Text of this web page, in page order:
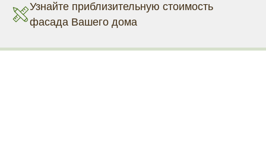
Узнайте приблизительную стоимость
фасада Вашего дома